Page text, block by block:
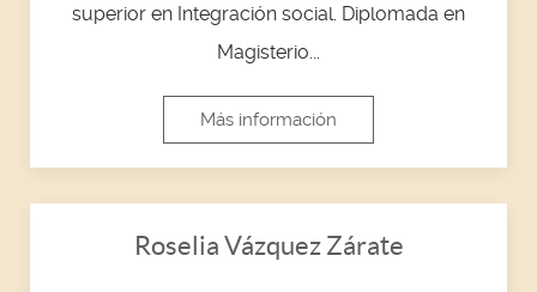
superior en Integración social. Diplomada en
Magisterio...
Más información
Roselia Vázquez Zárate